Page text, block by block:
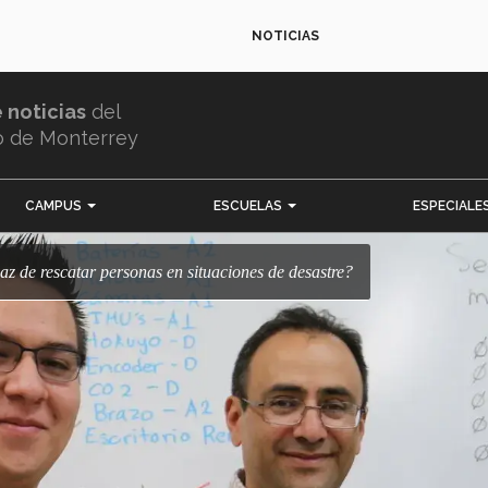
NOTICIAS
noticias del
de Monterrey
CAMPUS ESCUELAS
de rescatar personas en situaciones de desastre?